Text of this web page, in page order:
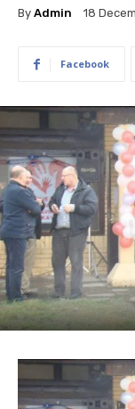
By Admin 18
Facebook